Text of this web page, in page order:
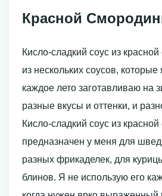
Красной
Кисло-сладкий соус из
из нескольких соусов,
каждое лето заготавливаю на
разные вкусы и оттенки, и
Кисло-сладкий соус из
предназначен у меня для
разных фрикаделек, для
блинов. Я не использую его